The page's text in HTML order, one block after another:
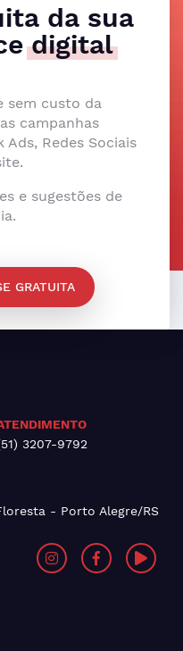
da sua
digital
sem custo da
campanhas
Ads, Redes Sociais
e sugestões de
GRATUITA
3207-9792
- Porto Alegre/RS